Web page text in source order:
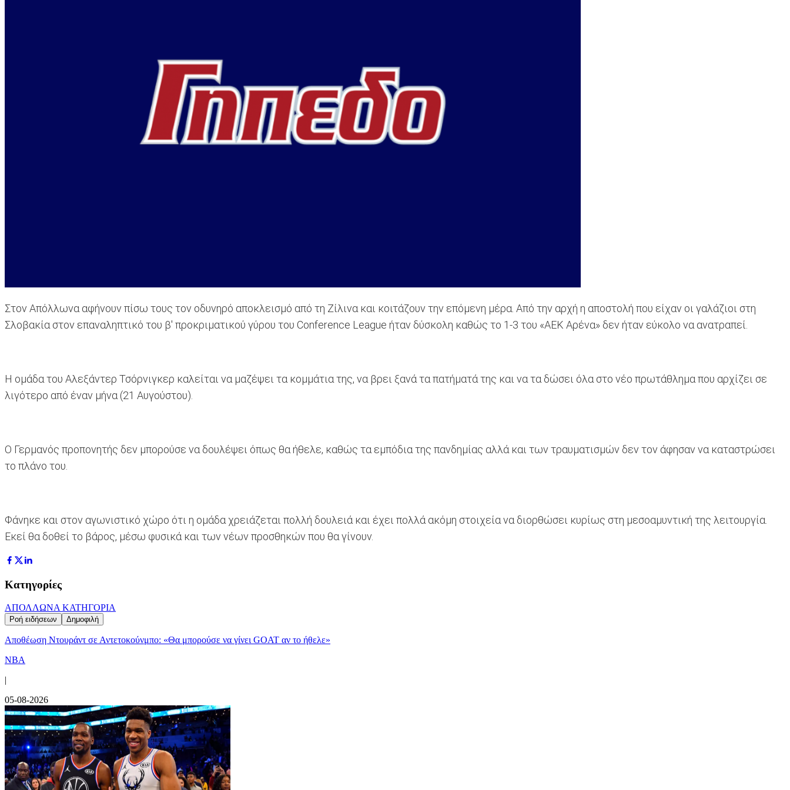
Στον Απόλλωνα αφήνουν πίσω τους τον οδυνηρό αποκλεισμό από τη Ζίλινα και κοιτάζουν την επόμενη μέρα. Από την αρχή η αποστολή που είχαν οι γαλάζιοι στη
Σλοβακία στον επαναληπτικό του β' προκριματικού γύρου του Conference League ήταν δύσκολη καθώς το 1-3 του «ΑΕΚ Αρένα» δεν ήταν εύκολο να ανατραπεί.
Η ομάδα του Αλεξάντερ Τσόρνιγκερ καλείται να μαζέψει τα κομμάτια της, να βρει ξανά τα πατήματά της και να τα δώσει όλα στο νέο πρωτάθλημα που αρχίζει σε
λιγότερο από έναν μήνα (21 Αυγούστου).
Ο Γερμανός προπονητής δεν μπορούσε να δουλέψει όπως θα ήθελε, καθώς τα εμπόδια της πανδημίας αλλά και των τραυματισμών δεν τον άφησαν να καταστρώσει
το πλάνο του.
Φάνηκε και στον αγωνιστικό χώρο ότι η ομάδα χρειάζεται πολλή δουλειά και έχει πολλά ακόμη στοιχεία να διορθώσει κυρίως στη μεσοαμυντική της λειτουργία.
Εκεί θα δοθεί το βάρος, μέσω φυσικά και των νέων προσθηκών που θα γίνουν.
Κατηγορίες
ΑΠΟΛΛΩΝΑ ΚΑΤΗΓΟΡΙΑ
Ροή ειδήσεων Δημοφιλή
Αποθέωση Ντουράντ σε Αντετοκούνμπο: «Θα μπορούσε να γίνει GOAT αν το ήθελε»
NBA
|
05-08-2026